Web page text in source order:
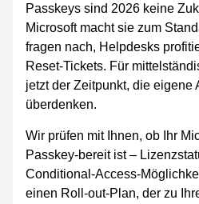
Passkeys sind 2026 keine
Microsoft macht sie zum
fragen nach, Helpdesks
Reset-Tickets. Für
jetzt der Zeitpunkt, die eigene
überdenken.
Wir prüfen mit Ihnen, ob Ihr
Passkey-bereit ist –
Conditional-Access-
einen Roll-out-Plan, der zu